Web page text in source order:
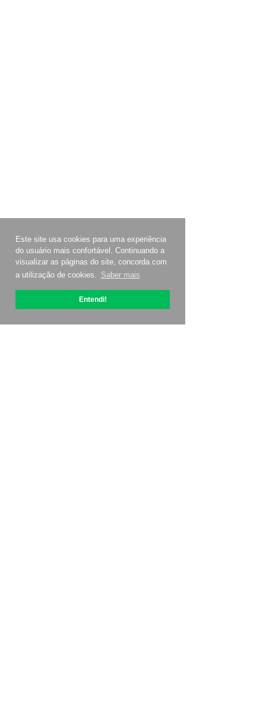
Este site usa cookies para uma experiência
do usuário mais confortável. Continuando a
visualizar as páginas do site, concorda com
a utilização de cookies. Saber mais
Entendi!